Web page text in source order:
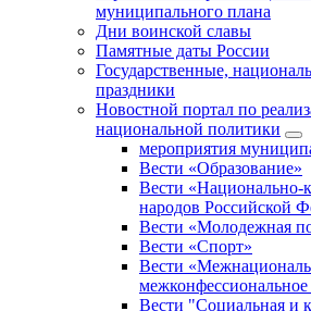
муниципального плана
Дни воинской славы
Памятные даты России
Государственные,
праздники
Новостной портал по
национальной политики
мероприятия
Вести «Образование»
Вести «Национально-
народов Российской
Вести «Молодежная
Вести «Спорт»
Вести
межконфессиональное
Вести "Социальная и